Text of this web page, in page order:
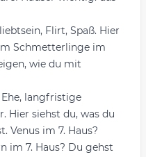
Flirt, Spaß. Hier
Schmetterlinge im
wie du mit
Ehe, langfristige
Hier siehst du, was du
Venus im 7. Haus?
im 7. Haus? Du gehst